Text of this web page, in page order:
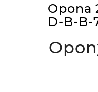
Opona
D-B-B-